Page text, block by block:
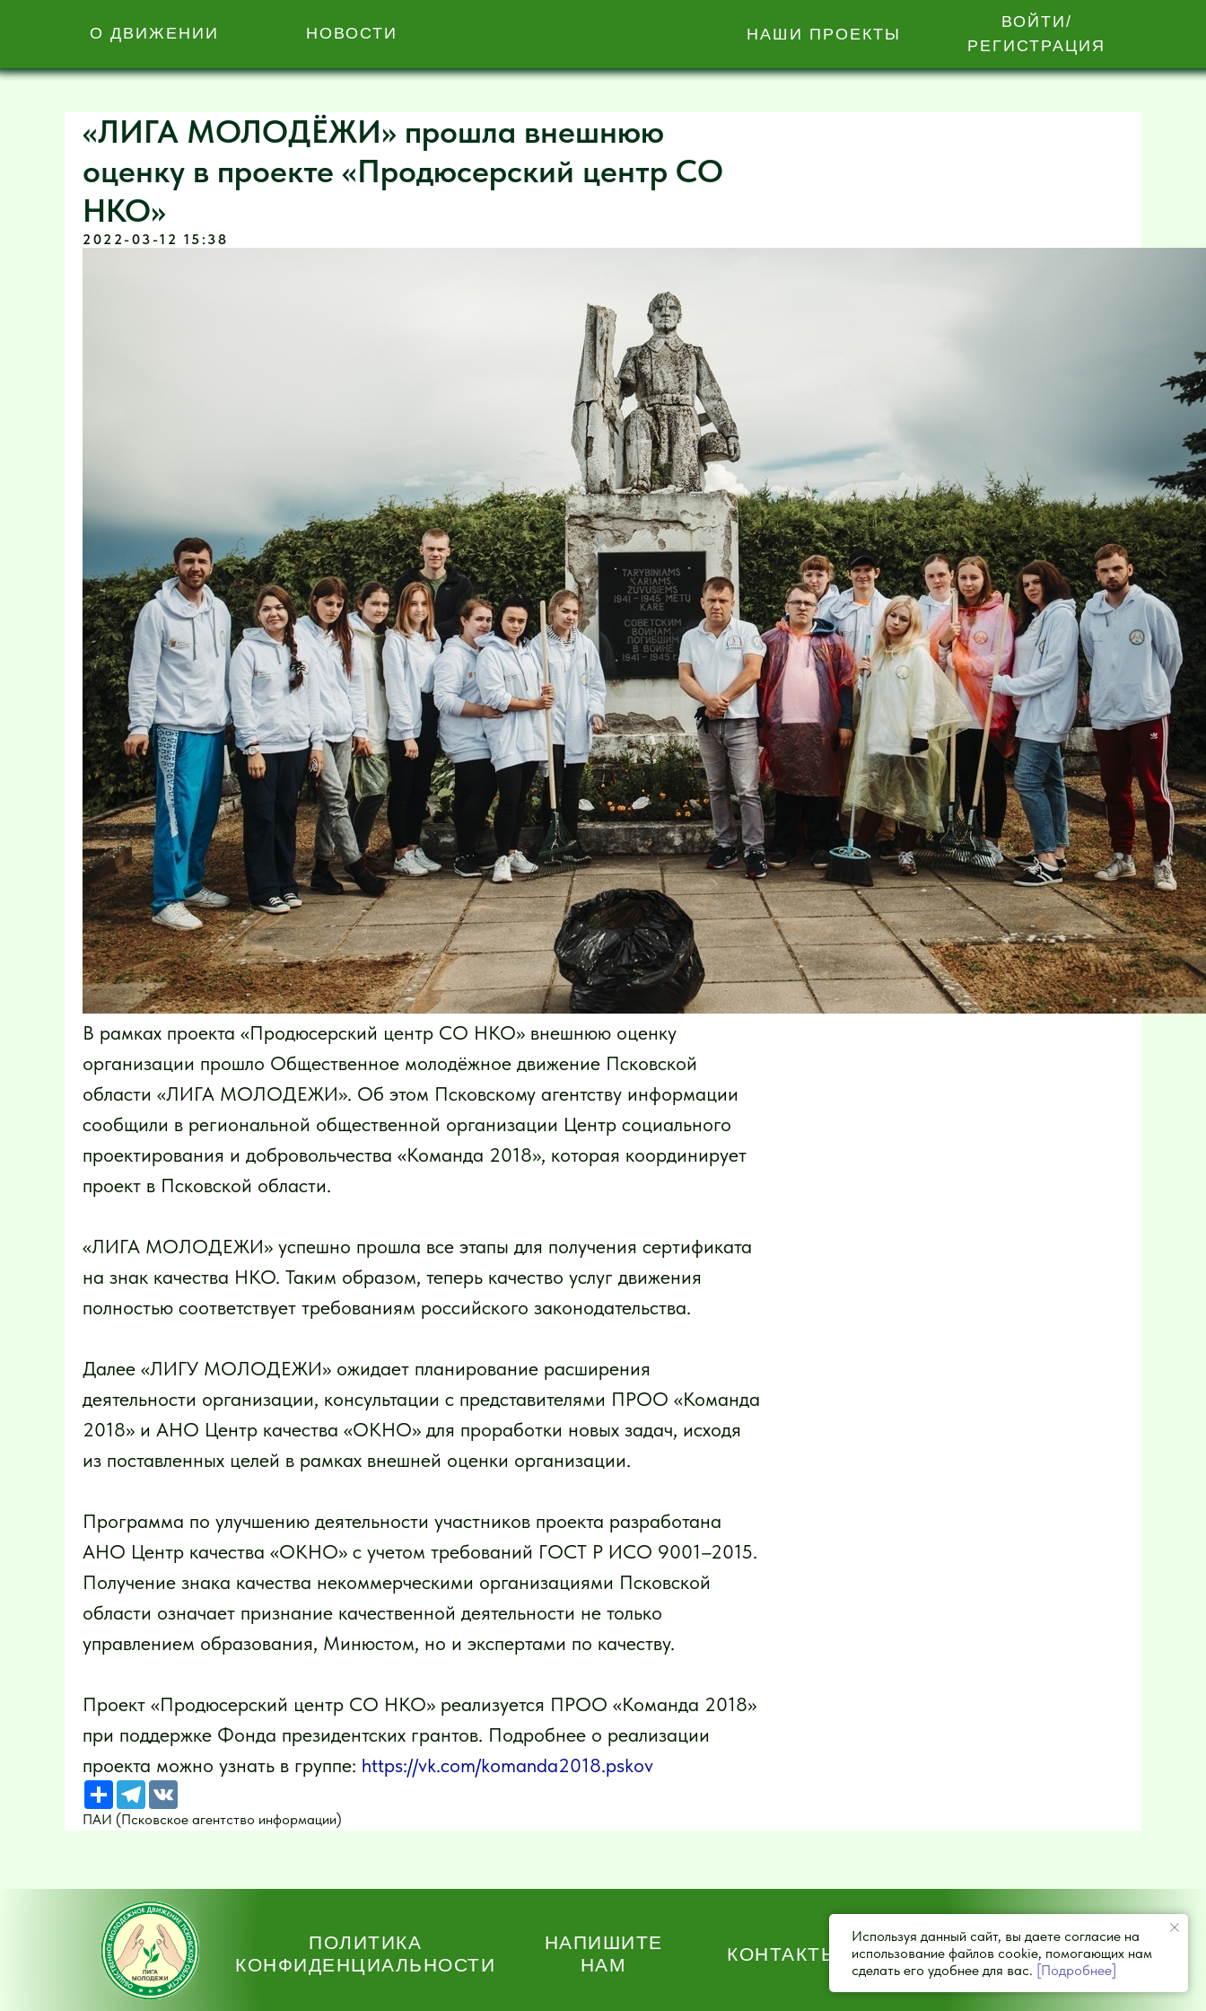
НОВОСТИ
О ДВИЖЕНИИ НАШИ ПРОЕКТЫ
ВОЙТИ/
РЕГИСТРАЦИЯ
«ЛИГА МОЛОДЁЖИ» прошла внешнюю
оценку в проекте «Продюсерский центр СО
НКО»
2022-03-12 15:38
В рамках проекта «Продюсерский центр СО НКО» внешнюю оценку
организации прошло Общественное молодёжное движение Псковской
области «ЛИГА МОЛОДЕЖИ». Об этом Псковскому агентству информации
сообщили в региональной общественной организации Центр социального
проектирования и добровольчества «Команда 2018», которая координирует
проект в Псковской области.
«ЛИГА МОЛОДЕЖИ» успешно прошла все этапы для получения сертификата
на знак качества НКО. Таким образом, теперь качество услуг движения
полностью соответствует требованиям российского законодательства.
Далее «ЛИГУ МОЛОДЕЖИ» ожидает планирование расширения
деятельности организации, консультации с представителями ПРОО «Команда
2018» и АНО Центр качества «ОКНО» для проработки новых задач, исходя
из поставленных целей в рамках внешней оценки организации.
Программа по улучшению деятельности участников проекта разработана
АНО Центр качества «ОКНО» с учетом требований ГОСТ Р ИСО 9001–2015.
Получение знака качества некоммерческими организациями Псковской
области означает признание качественной деятельности не только
управлением образования, Минюстом, но и экспертами по качеству.
Проект «Продюсерский центр СО НКО» реализуется ПРОО «Команда 2018»
при поддержке Фонда президентских грантов. Подробнее о реализации
проекта можно узнать в группе: https://vk.com/komanda2018.pskov
РесурсTelegram
ПАИ (Псковское агентство информации)
КОНТАКТЫ
НАПИШИТЕ
НАМ
ПОЛИТИКА
КОНФИДЕНЦИАЛЬНОСТИ
Используя данный сайт, вы даете согласие на
использование файлов cookie, помогающих нам
сделать его удобнее для вас. [Подробнее]